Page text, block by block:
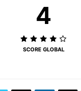
4
SCORE GLOBAL